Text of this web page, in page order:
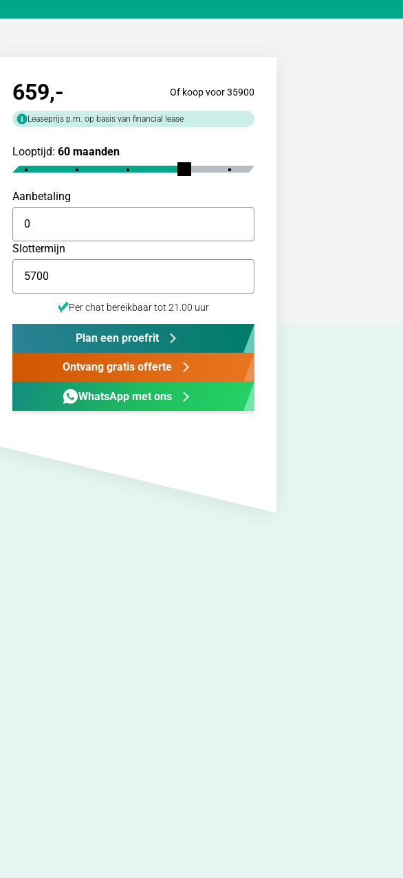
659,- Of koop voor 35900
Leaseprijs p.m. op basis van financial lease
Looptijd: 60 maanden
Aanbetaling
Slottermijn
Per chat bereikbaar tot 21.00 uur
Plan een proefrit
Ontvang gratis offerte
WhatsApp met ons